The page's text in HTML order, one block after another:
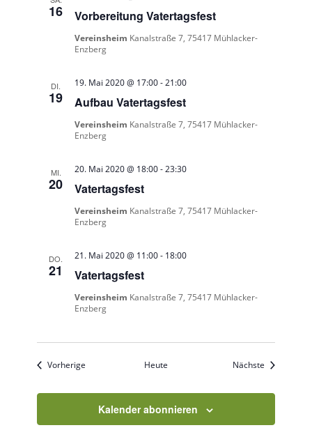
16 Vorbereitung Vatertagsfest
Vereinsheim Kanalstraße 7, 75417 Mühlacker-
Enzberg
DI.
19 Aufbau Vatertagsfest
19. Mai 2020 @ 17:00-21:00
Vereinsheim Kanalstraße 7, 75417 Mühlacker-
Enzberg
MI.
20 Vatertagsfest
20. Mai 2020 @ 18:00-23:30
Vereinsheim Kanalstraße 7, 75417 Mühlacker-
Enzberg
DO.
21 Vatertagsfest
21. Mai 2020 @ 11:00- 18:00
Vereinsheim Kanalstraße 7, 75417 Mühlacker-
Enzberg
Vorherige VeranstaltungenHeute Nächste
Kalender abonnieren